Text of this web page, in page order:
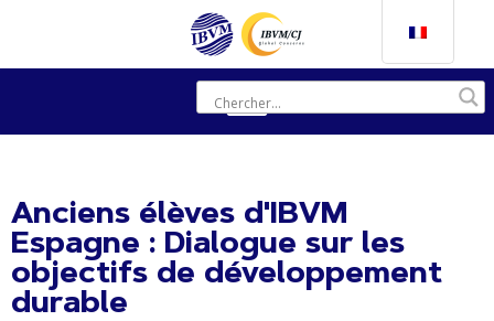
Anciens élèves d'IBVM
Espagne : Dialogue sur les
objectifs de développement
durable